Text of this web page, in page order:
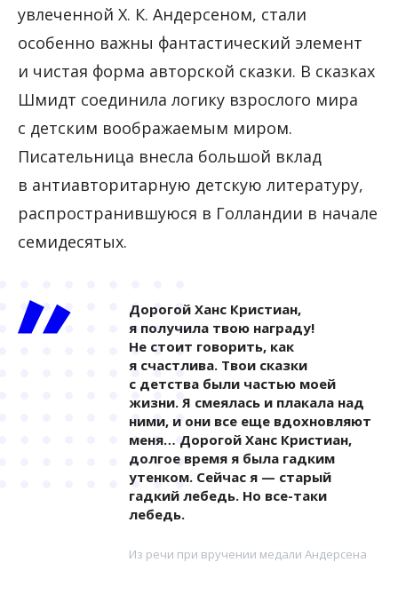
увлеченной Х. К. Андерсеном, стали
особенно важны фантастический элемент
и чистая форма авторской сказки. В сказках
Шмидт соединила логику взрослого мира
с детским воображаемым миром.
Писательница внесла большой вклад
в антиавторитарную детскую литературу,
распространившуюся в Голландии в начале
семидесятых.
Дорогой Ханс Кристиан,
я получила твою награду!
Не стоит говорить, как
я счастлива. Твои сказки
с детства были частью моей
жизни. Я смеялась и плакала над
ними, и они все еще вдохновляют
меня… Дорогой Ханс Кристиан,
долгое время я была гадким
утенком. Сейчас я — старый
гадкий лебедь. Но все-таки
лебедь.
Из речи при вручении медали Андерсена